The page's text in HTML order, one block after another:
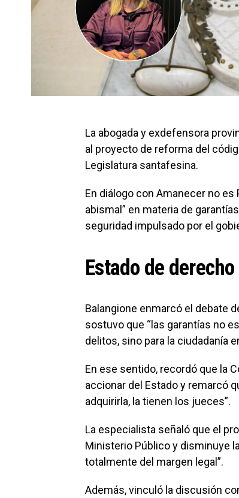
La abogada y exdefensora
al proyecto de reforma del
Legislatura santafesina.
En diálogo con Amanecer no
abismal” en materia de
seguridad impulsado por el
Estado de
Balangione enmarcó el debate
sostuvo que “las garantías no
delitos, sino para la ciudadanía
En ese sentido, recordó que la
accionar del Estado y remarcó
adquirirla, la tienen los jueces”.
La especialista señaló que el
Ministerio Público y disminuye
totalmente del margen legal”.
Además, vinculó la discusión